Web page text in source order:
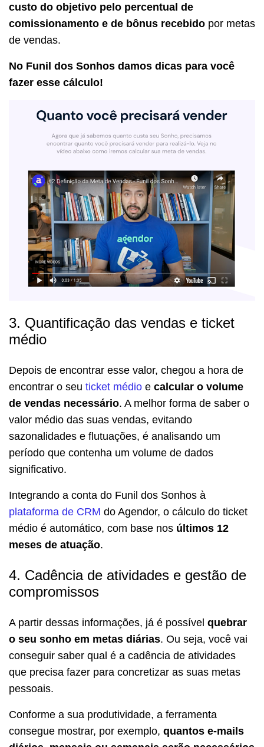
custo do objetivo pelo percentual de
comissionamento e de bônus recebido por metas
de vendas.
No Funil dos Sonhos damos dicas para você
fazer esse cálculo!
3. Quantificação das vendas e ticket
médio
Depois de encontrar esse valor, chegou a hora de
encontrar o seu ticket médio e calcular o volume
de vendas necessário. A melhor forma de saber o
valor médio das suas vendas, evitando
sazonalidades e flutuações, é analisando um
período que contenha um volume de dados
significativo.
Integrando a conta do Funil dos Sonhos à
plataforma de CRM do Agendor, o cálculo do ticket
médio é automático, com base nos últimos 12
meses de atuação.
4. Cadência de atividades e gestão de
compromissos
A partir dessas informações, já é possível quebrar
o seu sonho em metas diárias. Ou seja, você vai
conseguir saber qual é a cadência de atividades
que precisa fazer para concretizar as suas metas
pessoais.
Conforme a sua produtividade, a ferramenta
consegue mostrar, por exemplo, quantos e-mails